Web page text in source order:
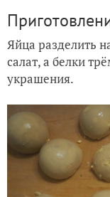
Яйца разделить
салат, а белки
украшения.